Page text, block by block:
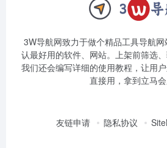
3W导航网致力于做个精品工具导航
认最好用的软件、网站。上架前筛选
我们还会编写详细的使用教程，让用
直接用，拿到立马会
友链申请 隐私协议